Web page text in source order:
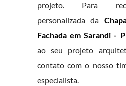
projeto. Para
personalizada da
Fachada em Sarandi -
ao seu projeto
contato com o nosso
especialista.